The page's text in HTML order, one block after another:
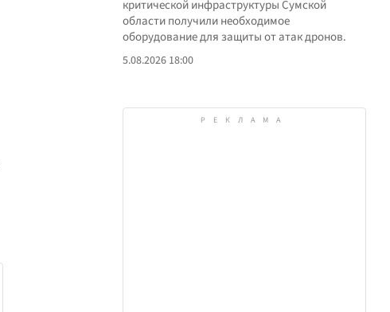
критической инфраструктуры Сумской
области получили необходимое
оборудование для защиты от атак дронов.
5.08.2026 18:00